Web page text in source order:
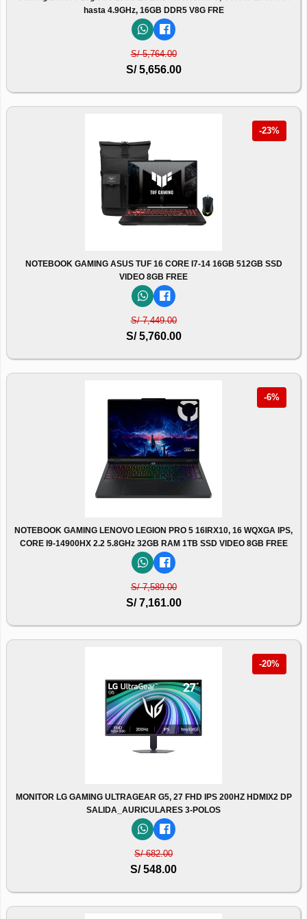
hasta 4.9GHz, 16GB DDR5 V8G FRE
S/ 5,764.00
S/ 5,656.00
-23%
NOTEBOOK GAMING ASUS TUF 16 CORE I7-14 16GB 512GB SSD
VIDEO 8GB FREE
S/ 7,449.00
S/ 5,760.00
-6%
NOTEBOOK GAMING LENOVO LEGION PRO 5 16IRX10, 16 WQXGA IPS,
CORE I9-14900HX 2.2 5.8GHz 32GB RAM 1TB SSD VIDEO 8GB FREE
S/ 7,589.00
S/ 7,161.00
-20%
MONITOR LG GAMING ULTRAGEAR G5, 27 FHD IPS 200HZ HDMIX2 DP
SALIDA_AURICULARES 3-POLOS
S/ 682.00
S/ 548.00